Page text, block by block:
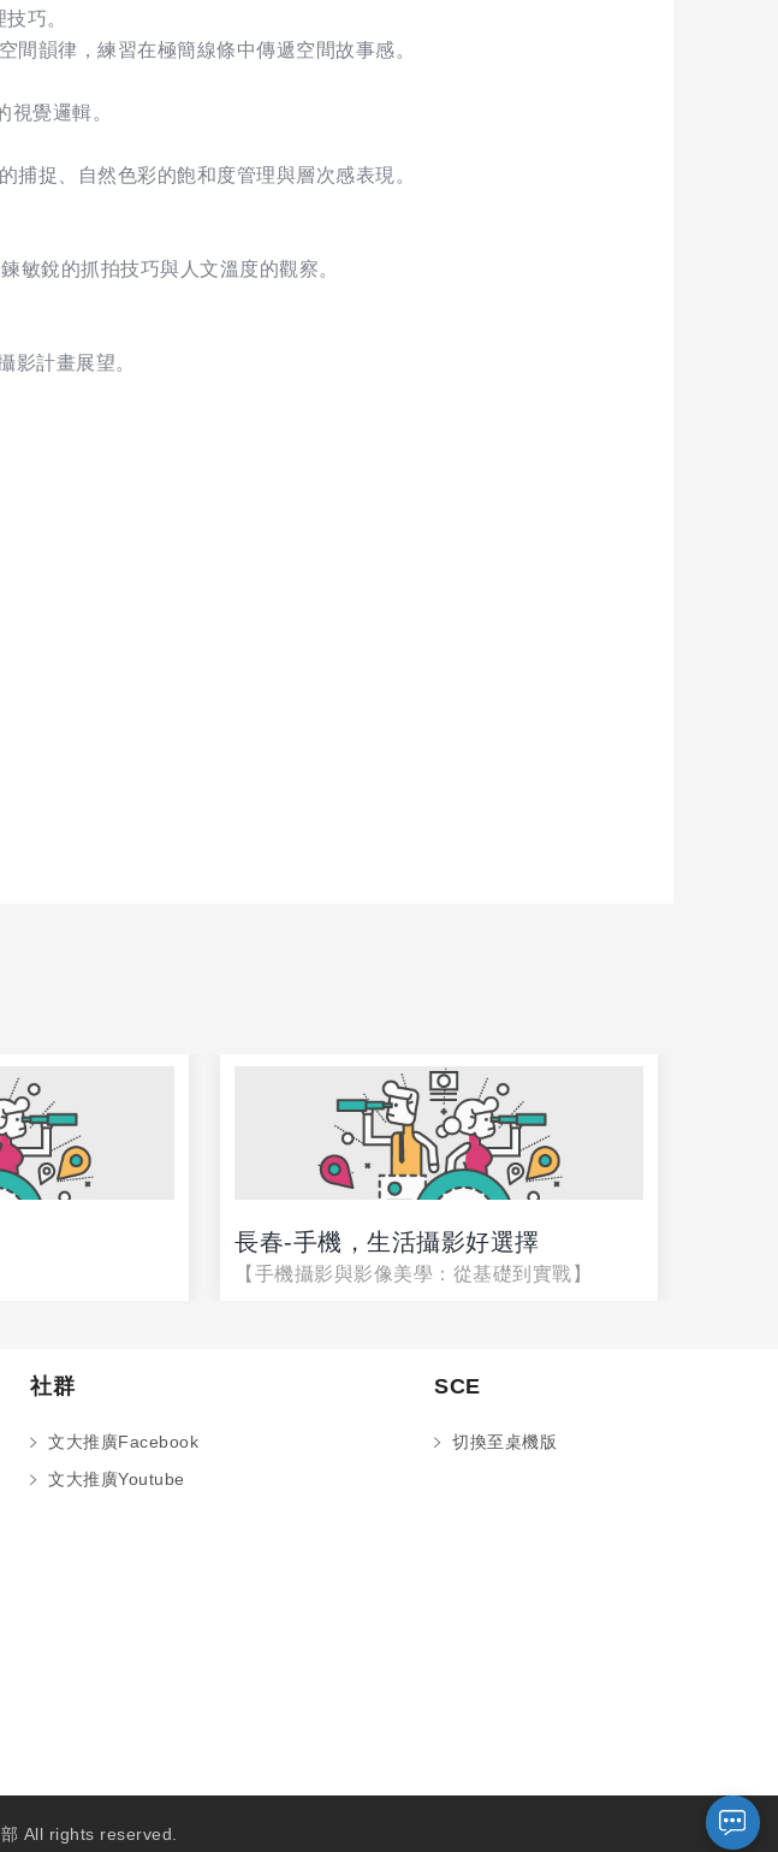
巧。
韻律，練習在極簡線條中傳遞空間故事感。
覺邏輯。
捉、自然色彩的飽和度管理與層次感表現。
敏銳的抓拍技巧與人文溫度的觀察。
影計畫展望。
長春-手機，生活攝影好選擇
【手機攝影與影像美學：從基礎到實戰】
社群
文大推廣Facebook
文大推廣Youtube
SCE
切換至桌機版
All rights reserved.